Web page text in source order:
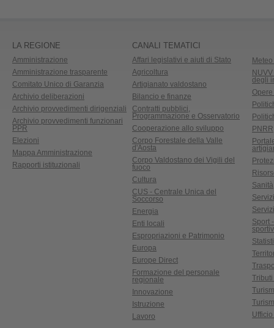
LA REGIONE
Amministrazione
Amministrazione trasparente
Comitato Unico di Garanzia
Archivio deliberazioni
Archivio provvedimenti dirigenziali
Archivio provvedimenti funzionari
PPR
Elezioni
Mappa Amministrazione
Rapporti istituzionali
CANALI TEMATICI
Affari legislativi e aiuti di Stato
Agricoltura
Artigianato valdostano
Bilancio e finanze
Contratti pubblici,
Programmazione e Osservatorio
Cooperazione allo sviluppo
Corpo Forestale della Valle
d'Aosta
Corpo Valdostano dei Vigili del
fuoco
Cultura
CUS - Centrale Unica del
Soccorso
Energia
Enti locali
Espropriazioni e Patrimonio
Europa
Europe Direct
Formazione del personale
regionale
Innovazione
Istruzione
Lavoro
degli
PNRR
Sanità
Sport